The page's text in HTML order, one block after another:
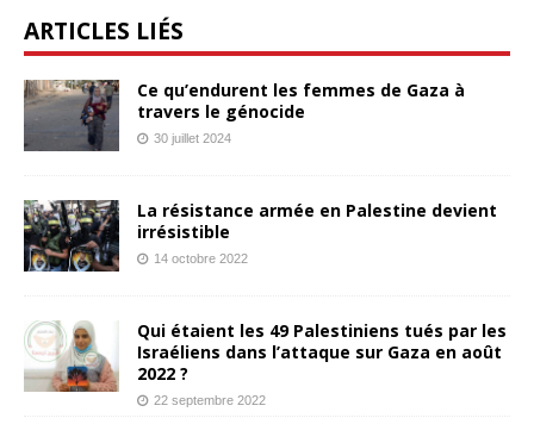
ARTICLES LIÉS
Ce qu’endurent les femmes de Gaza à
travers le génocide
30 juillet 2024
La résistance armée en Palestine devient
irrésistible
14 octobre 2022
Qui étaient les 49 Palestiniens tués par les
Israéliens dans l’attaque sur Gaza en août
2022 ?
22 septembre 2022